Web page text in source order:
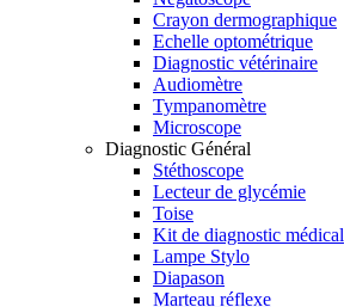
Crayon dermographique
Echelle optométrique
Diagnostic vétérinaire
Audiomètre
Tympanomètre
Microscope
Diagnostic Général
Stéthoscope
Lecteur de glycémie
Toise
Kit de diagnostic médical
Lampe Stylo
Diapason
Marteau réflexe